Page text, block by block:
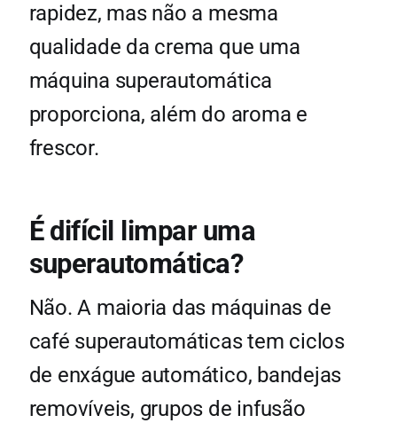
rapidez, mas não a mesma
qualidade da crema que uma
máquina superautomática
proporciona, além do aroma e
frescor.
É difícil limpar uma
superautomática?
Não. A maioria das máquinas de
café superautomáticas tem ciclos
de enxágue automático, bandejas
removíveis, grupos de infusão